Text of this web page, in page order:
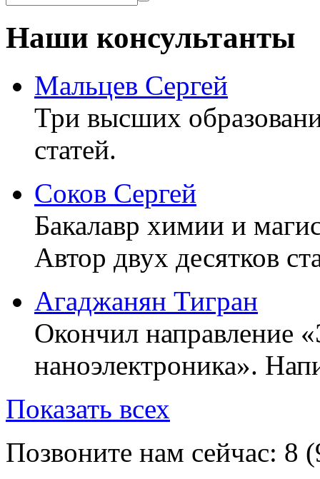
Наши консультанты
Мальцев Сергей
Три высших
статей.
Соков Сергей
Бакалавр химии и
Автор двух десятков
Агаджанян Тигран
Окончил направление
наноэлектроника».
Показать всех
Позвоните нам сейчас: 8